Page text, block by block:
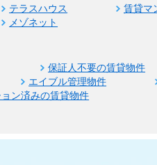
テラスハウス 賃貸マ
メゾネット
保証人不要の賃貸物件
エイブル管理物件
ン済みの賃貸物件